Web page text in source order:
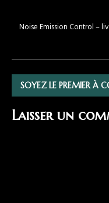
Noise Emission Control –
SOYEZ LE PREMIER À
Laisser un